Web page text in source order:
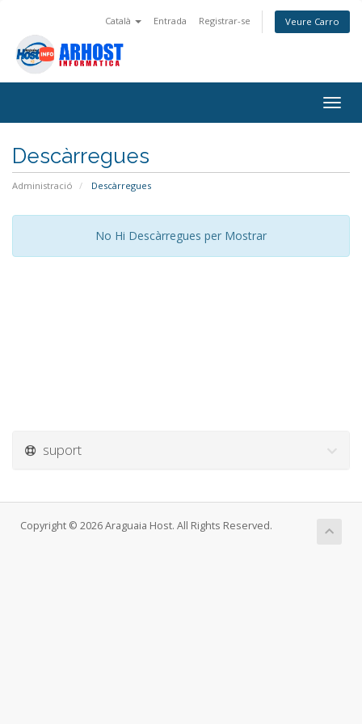
Català Entrada Registrar-se Veure Carro
Descàrregues
Administració Descàrregues
No Hi Descàrregues per Mostrar
suport
Copyright © 2026 Araguaia Host. All Rights Reserved.